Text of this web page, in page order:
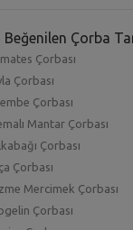
Beğenilen Çorba
Çorbası
Çorbası
Çorbası
Mantar Çorbası
Çorbası
Çorbası
Mercimek Çorbası
Çorbası